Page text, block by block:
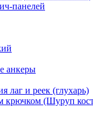
панелей
анкеры
лаг и реек (глухарь)
крючком (Шуруп